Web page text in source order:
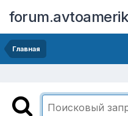
Главная